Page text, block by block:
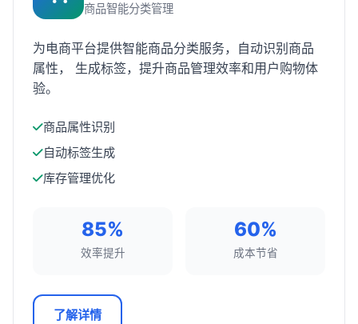
商品智能分类管理
为电商平台提供智能商品分类服务，自动识别商品
属性， 生成标签，提升商品管理效率和用户购物体
验。
商品属性识别
自动标签生成
库存管理优化
85%
效率提升
60%
成本节省
了解详情